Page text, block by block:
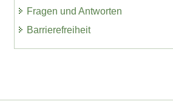
Fragen und Antworten
Barrierefreiheit